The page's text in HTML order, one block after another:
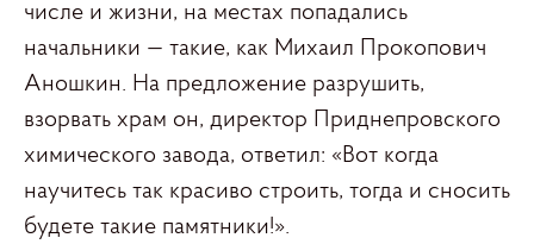
числе и жизни, на местах попадались
начальники — такие, как Михаил Прокопович
Аношкин. На предложение разрушить,
взорвать храм он, директор Приднепровского
химического завода, ответил: «Вот когда
научитесь так красиво строить, тогда и сносить
будете такие памятники!».